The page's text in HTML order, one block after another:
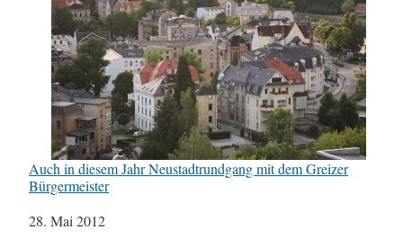
Auch in diesem Jahr Neustadtrundgang mit dem Greizer
Bürgermeister
Datum
28. Mai 2012